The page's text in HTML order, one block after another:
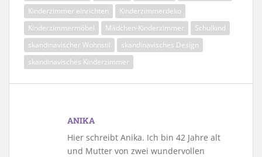
Kinderzimmer einrichten
Kinderzimmerdeko
Kinderzimmermöbel
Mädchen-Kinderzimmer
Schulkind
skandinavischer Wohnstil
skandinavisches Design
skandinavisches Kinderzimmer
ANIKA
Hier schreibt Anika. Ich bin 42 Jahre alt
und Mutter von zwei wundervollen